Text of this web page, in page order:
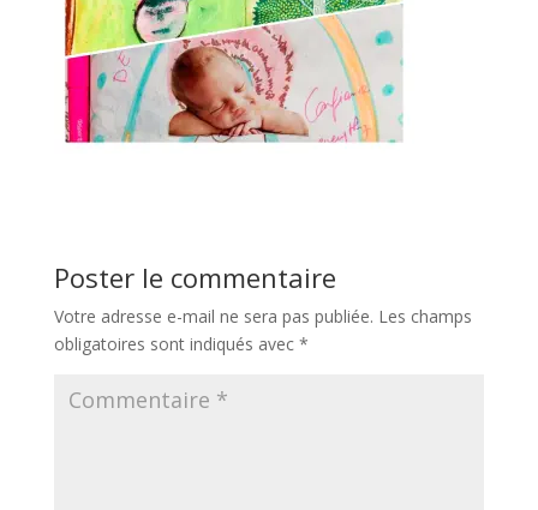
Poster le commentaire
Votre adresse e-mail ne sera pas publiée. Les champs
obligatoires sont indiqués avec *